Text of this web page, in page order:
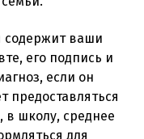
содержит ваши
его подпись и
если он
предоставляться
в школу, среднее
для